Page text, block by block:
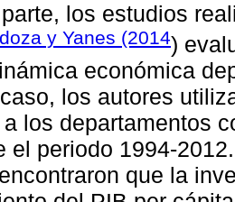
los estudios
y Yanes (2014)
económica
los autores
a los departamentos
el periodo 1994-
que la